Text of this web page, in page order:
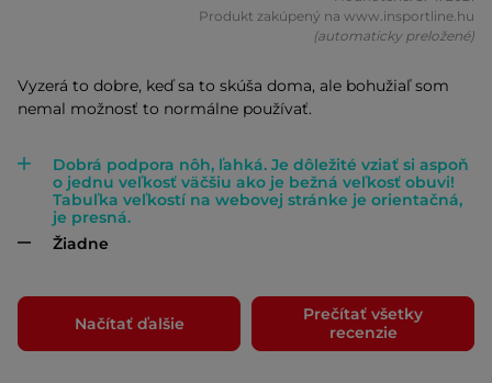
Produkt zakúpený na www.insportline.hu
(automaticky preložené)
Vyzerá to dobre, keď sa to skúša doma, ale bohužiaľ som
nemal možnosť to normálne používať.
Dobrá podpora nôh, ľahká. Je dôležité vziať si aspoň
o jednu veľkosť väčšiu ako je bežná veľkosť obuvi!
Tabuľka veľkostí na webovej stránke je orientačná,
je presná.
Žiadne
Načítať ďalšie
Prečítať všetky
recenzie